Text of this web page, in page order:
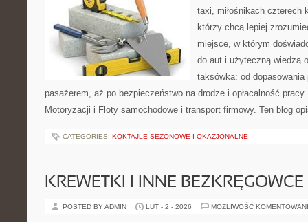
taxi, miłośnikach czterech
którzy chcą lepiej
miejsce, w którym
do aut i użyteczną wiedzą
taksówka: od
pasażerem, aż po bezpieczeństwo na drodze i opłacalność
Motoryzacji i Floty samochodowe i transport firmowy. Ten blog
CATEGORIES: KOKTAJLE SEZONOWE I OKAZJONALNE
KREWETKI I INNE BEZKRĘGOWCE
POSTED BY ADMIN LUT - 2 - 2026 MOŻLIWOŚĆ